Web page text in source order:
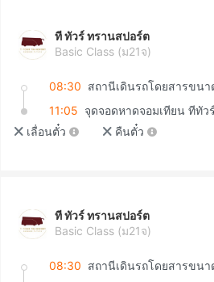
ที ทัวร์ ทรานสปอร์ต
Basic Class (ม21จ)
08:30
11:05 จุดจอดหาดจอมเทียน ทีทัว
เลื่อนตั๋ว
คืนตั๋ว
ที ทัวร์ ทรานสปอร์ต
Basic Class (ม21จ)
08:30